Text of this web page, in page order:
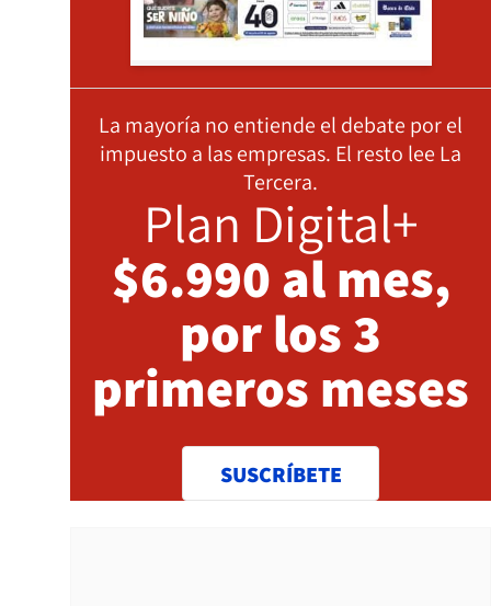
La mayoría no entiende el debate por el
impuesto a las empresas. El resto lee La
Tercera.
Plan Digital+
$6.990 al mes,
por los 3
primeros meses
SUSCRÍBETE